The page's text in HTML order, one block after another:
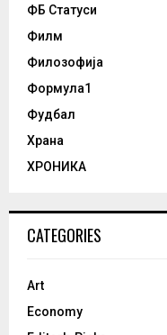
ФБ Статуси
Филм
Филозофија
Формула1
Фудбал
Храна
ХРОНИКА
CATEGORIES
Art
Economy